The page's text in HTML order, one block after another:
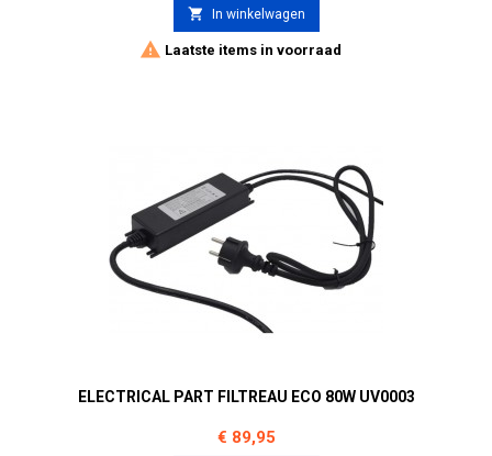
 In winkelwagen
 Laatste items in voorraad
ELECTRICAL PART FILTREAU ECO 80W UV0003
Prijs
€ 89,95